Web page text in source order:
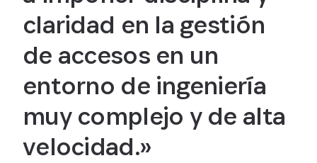
claridad en la gestión
de accesos en un
entorno de ingeniería
muy complejo y de alta
velocidad.»